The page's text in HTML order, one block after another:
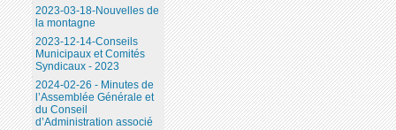
2023-03-18-Nouvelles de
la montagne
2023-12-14-Conseils
Municipaux et Comités
Syndicaux - 2023
2024-02-26 - Minutes de
l’Assemblée Générale et
du Conseil
d’Administration associé